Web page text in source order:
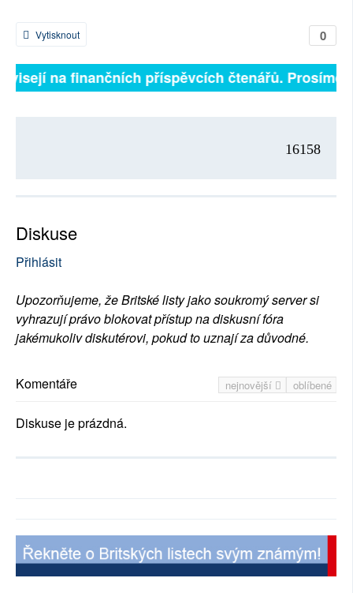
0
Vytisknout
na finančních příspěvcích čtenářů. Prosíme,
16158
Diskuse
Přihlásit
Upozorňujeme, že Britské listy jako soukromý server si
vyhrazují právo blokovat přístup na diskusní fóra
jakémukoliv diskutérovi, pokud to uznají za důvodné.
nejnovější oblíbené
Komentáře
Diskuse je prázdná.